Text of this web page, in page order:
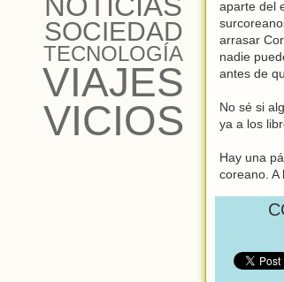
aparte del
arrasar
nadie
antes de
No sé si
ya a los
Hay una
coreano. A
SOCIEDAD
TECNOLOGÍA
VIAJES
VICIOS